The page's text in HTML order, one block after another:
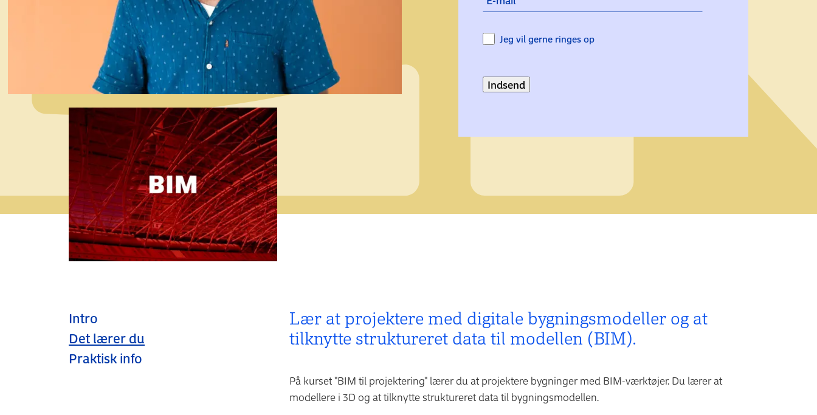
Jeg vil gerne ringes op
Indsend
Intro
Det lærer du
Praktisk info
Lær at projektere med digitale bygningsmodeller og at
tilknytte struktureret data til modellen (BIM).
På kurset "BIM til projektering" lærer du at projektere bygninger med BIM-værktøjer. Du lærer at
modellere i 3D og at tilknytte struktureret data til bygningsmodellen.